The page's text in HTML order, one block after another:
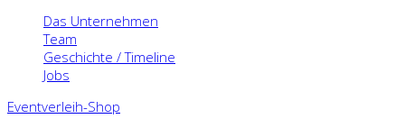
Das Unternehmen
Team
Geschichte / Timeline
Jobs
Eventverleih-Shop